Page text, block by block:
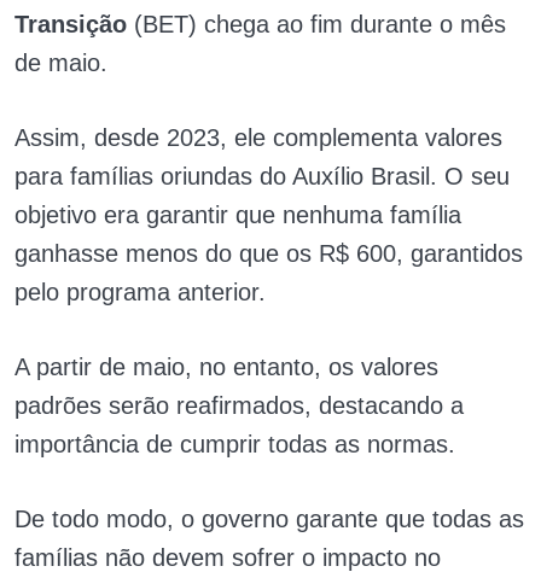
Transição (BET) chega ao fim durante o mês
de maio.
Assim, desde 2023, ele complementa valores
para famílias oriundas do Auxílio Brasil. O seu
objetivo era garantir que nenhuma família
ganhasse menos do que os R$ 600, garantidos
pelo programa anterior.
A partir de maio, no entanto, os valores
padrões serão reafirmados, destacando a
importância de cumprir todas as normas.
De todo modo, o governo garante que todas as
famílias não devem sofrer o impacto no